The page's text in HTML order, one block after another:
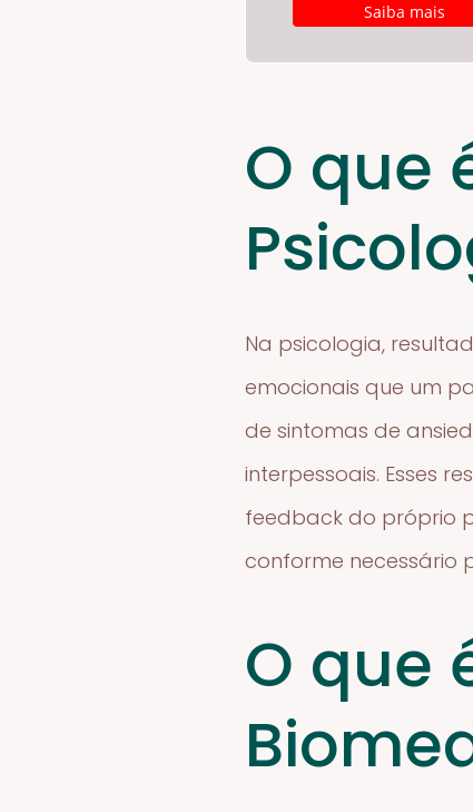
Saiba mais
O que
Na psicologia,
emocionais que um
de sintomas de
interpessoais. Esses
feedback do próprio
conforme necessário
O que